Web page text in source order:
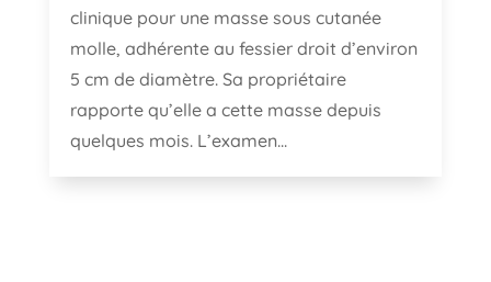
clinique pour une masse sous cutanée
molle, adhérente au fessier droit d’environ
5 cm de diamètre. Sa propriétaire
rapporte qu’elle a cette masse depuis
quelques mois. L’examen...